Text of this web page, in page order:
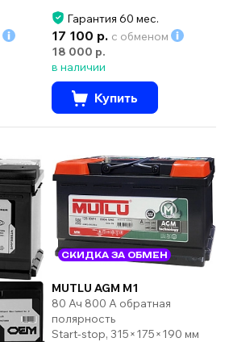
Гарантия 60 мес.
17 100 р. с обменом
18 000 р.
в наличии
Купить
СКИДКА ЗА ОБМЕН
MUTLU AGM M1
80 Ач 800 А обратная
полярность
Start-stop, 315×175×190 мм